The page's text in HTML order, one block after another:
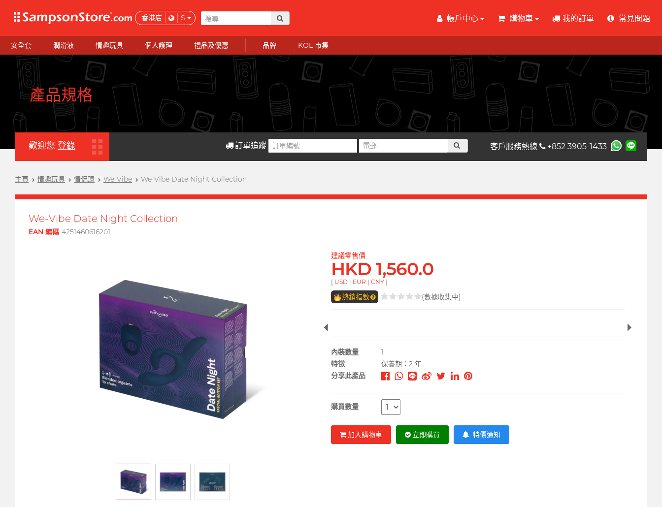
香港店 $ 帳戶中心 購物車 我的訂單 常見問題
安全套 潤滑液 情趣玩具 個人護理 禮品及優惠 品牌 KOL 市集
產品規格
歡迎您 登錄 訂單追蹤 客戶服務熱線 +852 3905-1433
主頁 情趣玩具 情侶環 We-Vibe We-Vibe Date Night Collection
We-Vibe Date Night Collection
EAN 編碼 4251460616201
建議零售價
HKD 1,560.0
[ USD | EUR | CNY ]
熱銷指數 (數據收集中)
內裝數量
1
特徵
保養期：2 年
分享此產品
購買數量
加入購物車 立即購買 特價通知